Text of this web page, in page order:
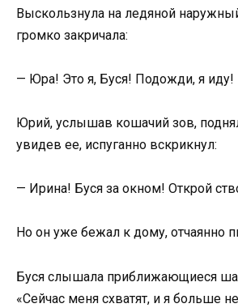
Выскользнула на ледяной
громко закричала:
— Юра! Это я, Буся! Подожди, я иду!
Юрий, услышав кошачий зов,
увидев ее, испуганно вскрикнул:
— Ирина! Буся за окном! Открой
Но он уже бежал к дому, отчаянно
Буся слышала приближающиеся
«Сейчас меня схватят, и я больше